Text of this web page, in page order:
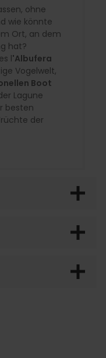
ohne
wie könnte
Ort, an dem
hat?
l'Albufera
Vogelwelt,
Boot
Lagune
besten
der